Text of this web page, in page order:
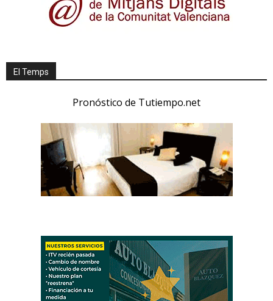
El Temps
Pronóstico de Tutiempo.net